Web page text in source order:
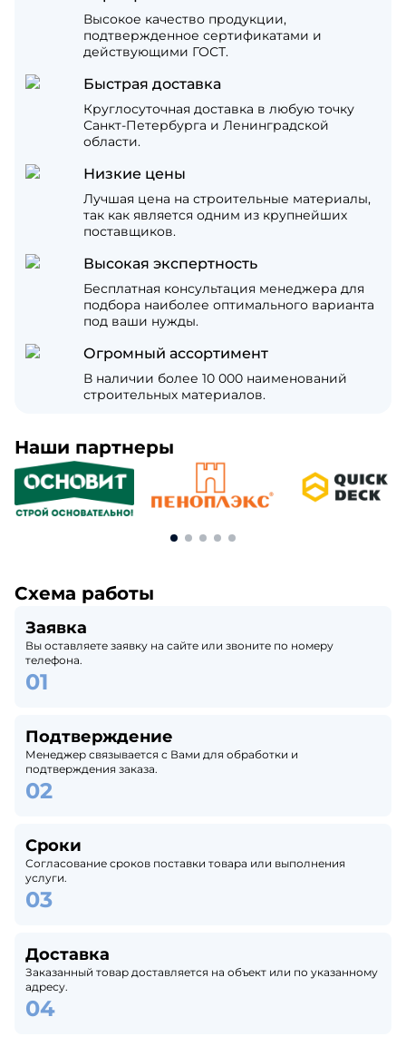
Высокое качество продукции,
подтвержденное сертификатами и
действующими ГОСТ.
Быстрая доставка
Круглосуточная доставка в любую точку
Санкт-Петербурга и Ленинградской
области.
Низкие цены
Лучшая цена на строительные материалы,
так как является одним из крупнейших
поставщиков.
Высокая экспертность
Бесплатная консультация менеджера для
подбора наиболее оптимального варианта
под ваши нужды.
Огромный ассортимент
В наличии более 10 000 наименований
строительных материалов.
Наши партнеры
Схема работы
Заявка
Вы оставляете заявку на сайте или звоните по номеру
телефона.
Подтверждение
Менеджер связывается с Вами для обработки и
подтверждения заказа.
Сроки
Согласование сроков поставки товара или выполнения
услуги.
Доставка
Заказанный товар доставляется на объект или по указанному
адресу.